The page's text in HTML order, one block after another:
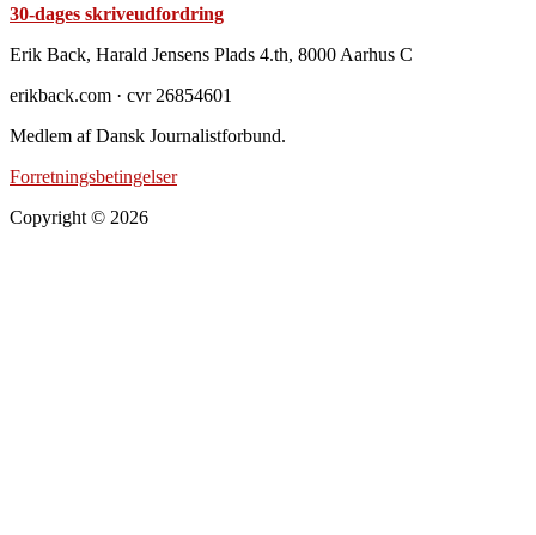
30-dages skriveudfordring
Footer
Erik Back, Harald Jensens Plads 4.th, 8000 Aarhus C
erikback.com · cvr 26854601
Medlem af Dansk Journalistforbund.
Forretningsbetingelser
Copyright © 2026